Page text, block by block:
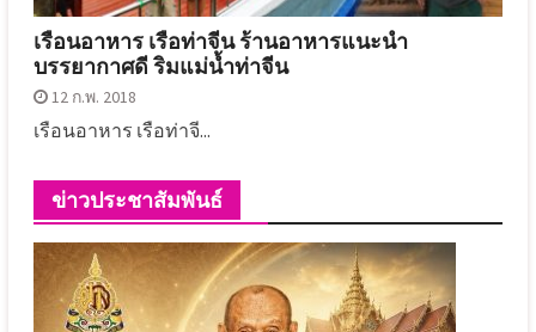
เรือนอาหาร เรือท่าจีน ร้านอาหารแนะนำ
บรรยากาศดี ริมแม่น้ำท่าจีน
12 ก.พ. 2018
เรือนอาหาร เรือท่าจี...
ข่าวประชาสัมพันธ์